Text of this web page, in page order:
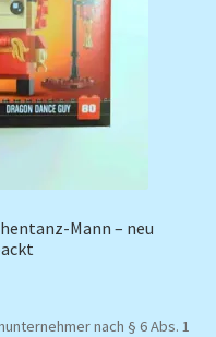
Mann – neu
nach § 6 Abs. 1